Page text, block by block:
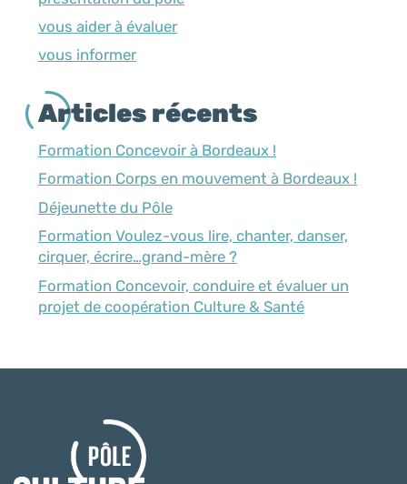
vous aider à évaluer
vous informer
Articles récents
Formation Concevoir à Bordeaux !
Formation Corps en mouvement à Bordeaux !
Déjeunette du Pôle
Formation Voulez-vous lire, chanter, danser,
cirquer, écrire…grand-mère ?
Formation Concevoir, conduire et évaluer un
projet de coopération Culture & Santé